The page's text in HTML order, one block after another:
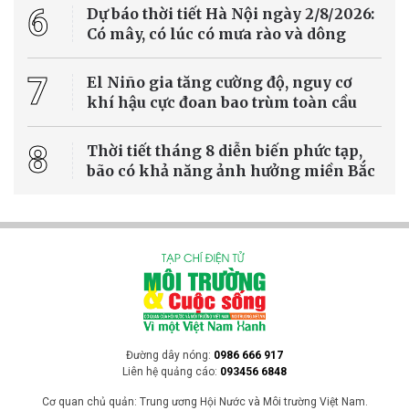
6
Dự báo thời tiết Hà Nội ngày 2/8/2026:
Có mây, có lúc có mưa rào và dông
7
El Niño gia tăng cường độ, nguy cơ
khí hậu cực đoan bao trùm toàn cầu
8
Thời tiết tháng 8 diễn biến phức tạp,
bão có khả năng ảnh hưởng miền Bắc
Đường dây nóng: 0986 666 917
Liên hệ quảng cáo: 093456 6848
Cơ quan chủ quản: Trung ương Hội Nước và Môi trường Việt Nam.